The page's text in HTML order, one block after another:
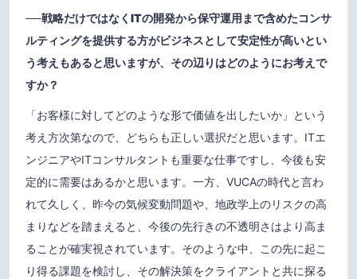
──戦略だけではなくITの開発から保守運用まで含めたコンサ
ルティングを提供する方がビジネスとして安定性が高いとい
う考えもあると思いますが、その辺りはどのようにお考えで
すか？
「お客様に対してどのような形で価値を出したいか」という
考え方次第なので、どちらも正しい選択だと思います。ITエ
ンジニアやITコンサルタントも重要な仕事ですし、今後も安
定的に需要はあるかと思います。一方、VUCAの時代と言わ
れて久しく、昨今の気候変動問題や、地政学上のリスクの高
まりなどを踏まえると、今後の先行きの不透明さはより高ま
ることが確実視されています。そのような中、この先に起こ
り得る課題を検討し、その解決策をクライアントと共に探る